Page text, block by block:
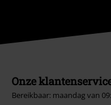
Onze
Bereikbaar: maandag van